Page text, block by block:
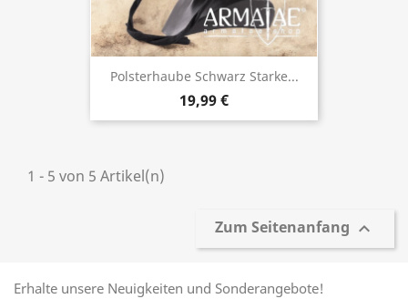
Polsterhaube Schwarz Starke...
19,99 €
1 - 5 von 5 Artikel(n)
Zum Seitenanfang 
Erhalte unsere Neuigkeiten und Sonderangebote!